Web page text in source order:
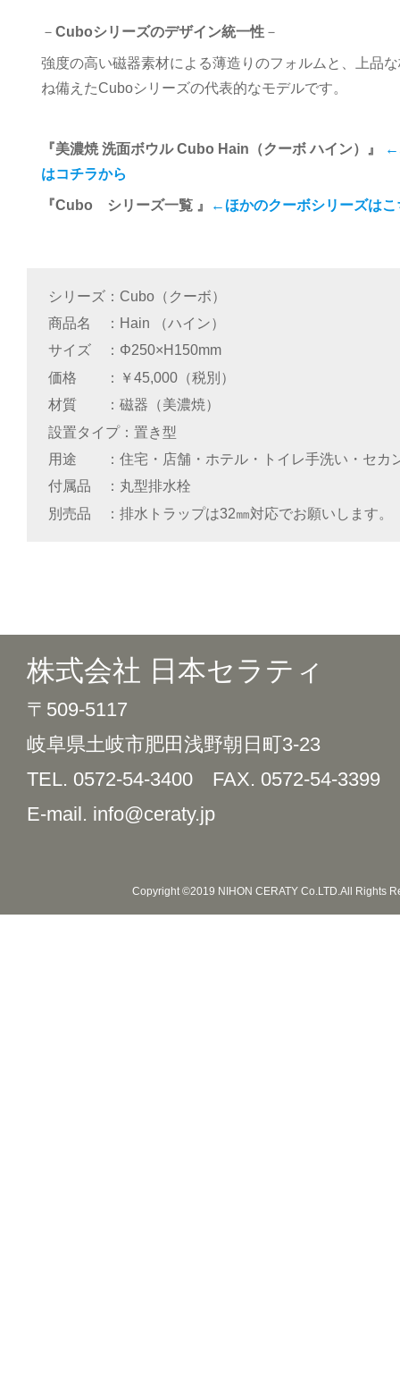
－ Cuboシリーズのデザイン統一性 －
強度の高い磁器素材による薄造りのフォルムと、上品
ね備えたCuboシリーズの代表的なモデルです。
『美濃焼 洗面ボウル Cubo Hain（クーボ ハイン） 』
←
はコチラから
『Cubo シリーズ一覧 』 ←ほかのクーボシリーズはこ
シリーズ
Cubo（クーボ）
商品名
Hain （ハイン）
サイズ
Φ250×H150mm
価格
￥45,000（税別）
材質
磁器（美濃焼）
設置タイプ
置き型
用途
住宅・店舗・ホテル・トイレ手洗い・セカ
付属品
丸型排水栓
別売品
排水トラップは32㎜対応でお願いします。
株式会社 日本セラティ
〒509-5117
岐阜県土岐市肥田浅野朝日町3-23
TEL. 0572-54-3400 FAX. 0572-54-3399
E-mail. info@ceraty.jp
Copyright ©2019 NIHON CERATY Co.LTD.All Rights